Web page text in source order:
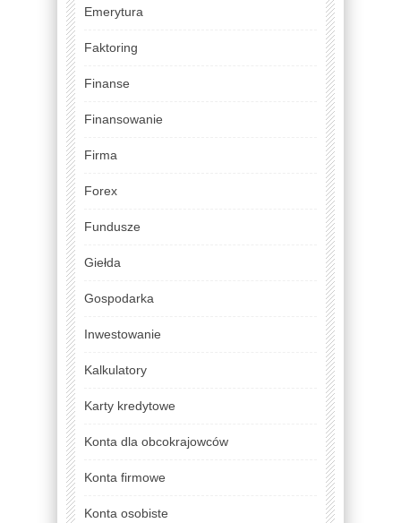
Emerytura
Faktoring
Finanse
Finansowanie
Firma
Forex
Fundusze
Giełda
Gospodarka
Inwestowanie
Kalkulatory
Karty kredytowe
Konta dla obcokrajowców
Konta firmowe
Konta osobiste